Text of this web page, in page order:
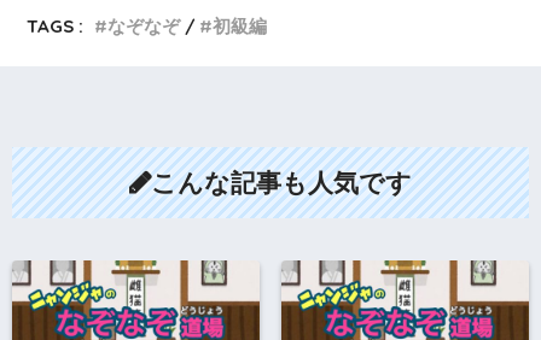
TAGS : なぞなぞ 初級編
こんな記事も人気です